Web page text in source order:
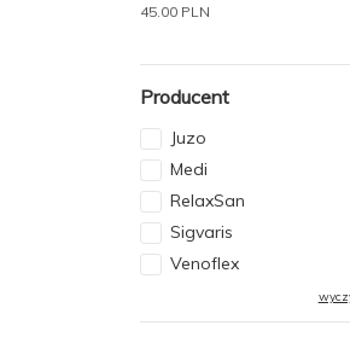
45.00 PLN
Producent
Juzo
Medi
RelaxSan
Sigvaris
Venoflex